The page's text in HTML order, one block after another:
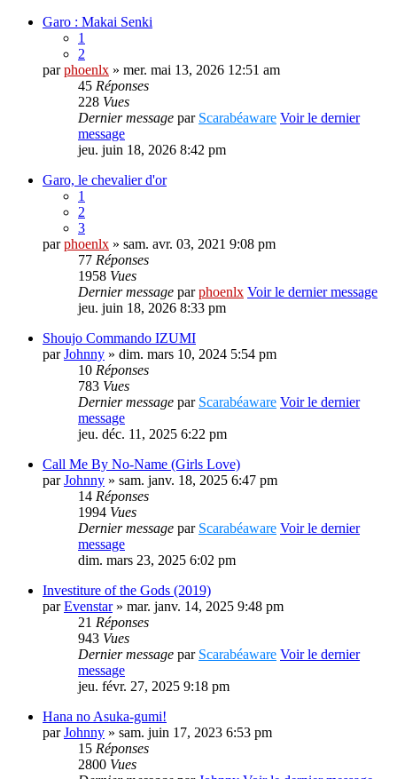
Garo : Makai Senki
1
2
parphoenlx » mer. mai 13, 2026 12:51 am
45 Réponses
228 Vues
Dernier message par Scarabéaware Voir le dernier
message
jeu. juin 18, 2026 8:42 pm
Garo, le chevalier d'or
1
2
3
parphoenlx » sam. avr. 03, 2021 9:08 pm
77 Réponses
1958 Vues
Dernier message parphoenlx Voir le dernier message
jeu. juin 18, 2026 8:33 pm
Shoujo Commando IZUMI
parJohnny » dim. mars 10, 2024 5:54 pm
10 Réponses
783 Vues
Dernier message par Scarabéaware Voir le dernier
message
jeu. déc. 11, 2025 6:22 pm
Call Me By No-Name (Girls Love)
parJohnny » sam. janv. 18, 2025 6:47 pm
14 Réponses
1994 Vues
Dernier message par Scarabéaware Voir le dernier
message
dim. mars 23, 2025 6:02 pm
Investiture of the Gods (2019)
parEvenstar» mar. janv. 14, 2025 9:48 pm
21 Réponses
943 Vues
Dernier message par Scarabéaware Voir le dernier
message
jeu. févr. 27, 2025 9:18 pm
Hana no Asuka-gumi!
parJohnny » sam. juin 17, 2023 6:53 pm
15 Réponses
2800 Vues